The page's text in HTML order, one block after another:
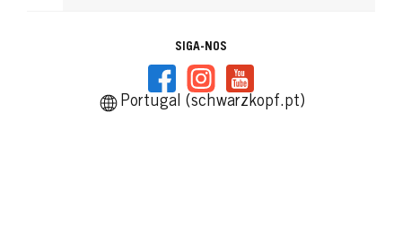
SIGA-NOS
Portugal (schwarzkopf.pt)